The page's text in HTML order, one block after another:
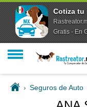
› Seguros de Auto
Cotiza tu
Gratis - En